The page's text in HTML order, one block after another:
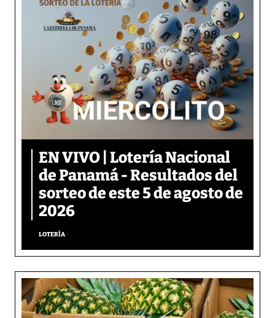
EN VIVO | Lotería Nacional
de Panamá - Resultados del
sorteo de este 5 de agosto de
2026
LOTERÍA